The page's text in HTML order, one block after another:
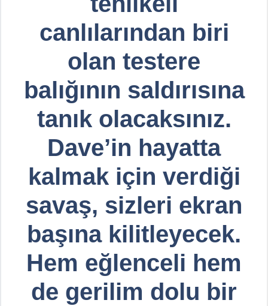
canlılarından biri
olan testere
balığının saldırısına
tanık olacaksınız.
Dave’in hayatta
kalmak için verdiği
savaş, sizleri ekran
başına kilitleyecek.
Hem eğlenceli hem
de gerilim dolu bir